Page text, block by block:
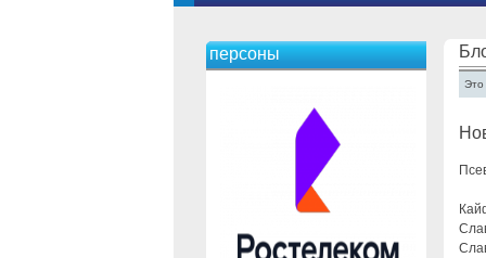
персоны
Это